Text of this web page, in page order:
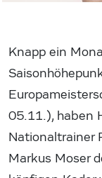
Knapp ein
05.11.), haben
Nationaltrainer
Markus Moser